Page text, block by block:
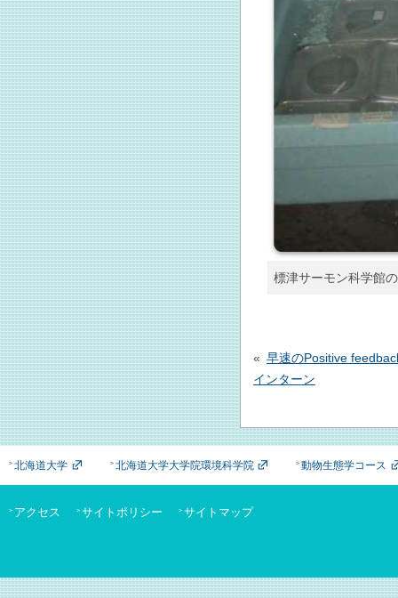
標津サーモン科学館
稿
ナ
ー
シ
ョ
ン
早速のPositive
インターン
北海道大学 北海道大学大学院環境科学院 動物生態学コース
アクセス サイトポリシー サイトマップ